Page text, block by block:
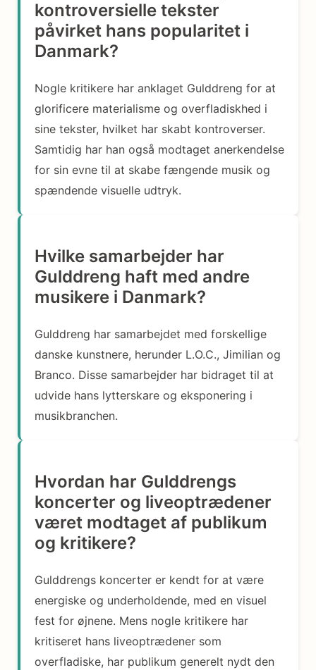
kontroversielle tekster
påvirket hans popularitet i
Danmark?
Nogle kritikere har anklaget Gulddreng for at
glorificere materialisme og overfladiskhed i
sine tekster, hvilket har skabt kontroverser.
Samtidig har han også modtaget anerkendelse
for sin evne til at skabe fængende musik og
spændende visuelle udtryk.
Hvilke samarbejder har
Gulddreng haft med andre
musikere i Danmark?
Gulddreng har samarbejdet med forskellige
danske kunstnere, herunder L.O.C., Jimilian og
Branco. Disse samarbejder har bidraget til at
udvide hans lytterskare og eksponering i
musikbranchen.
Hvordan har Gulddrengs
koncerter og liveoptrædener
været modtaget af publikum
og kritikere?
Gulddrengs koncerter er kendt for at være
energiske og underholdende, med en visuel
fest for øjnene. Mens nogle kritikere har
kritiseret hans liveoptrædener som
overfladiske, har publikum generelt nydt den